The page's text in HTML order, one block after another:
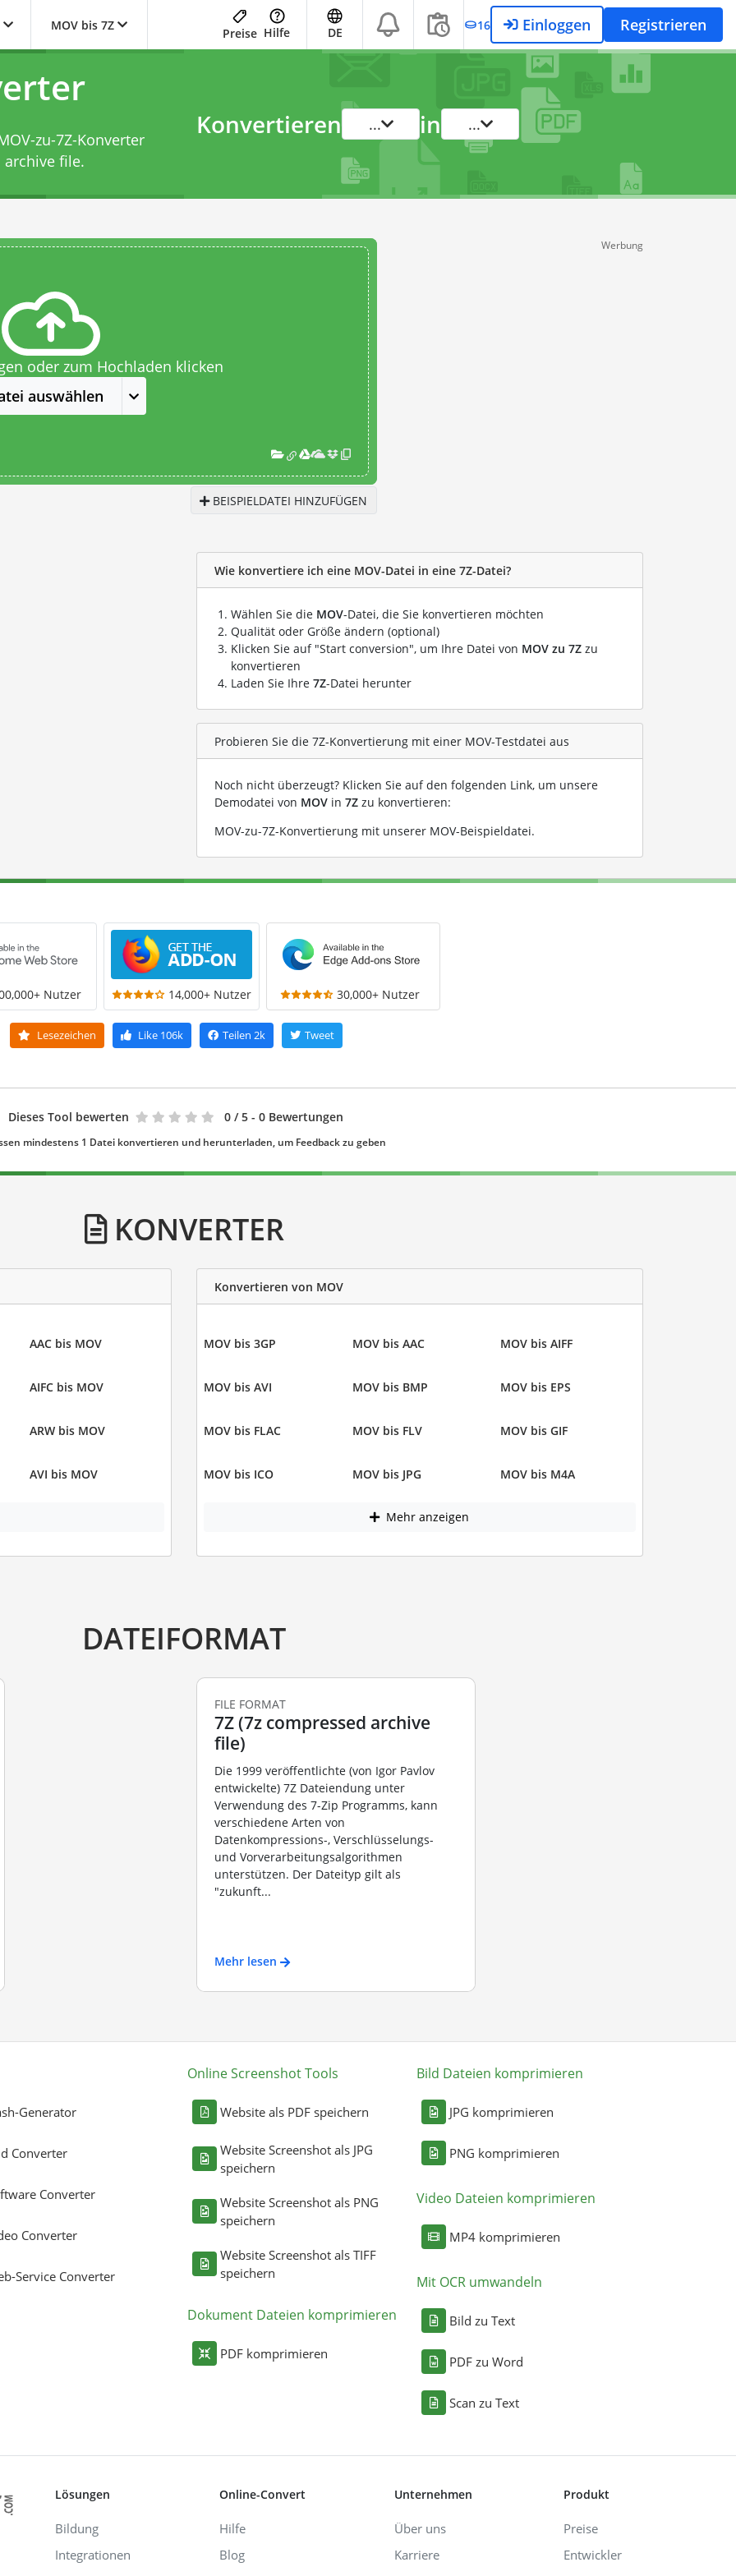
MOV bis 7Z
Preise Hilfe DE 16 Einloggen Registrieren
zu-7Z-Konverter
archive file.
Konvertieren ... in ...
oder zum Hochladen klicken
auswählen
BEISPIELDATEI HINZUFÜGEN
Werbung
Wie konvertiere ich eine MOV-Datei in eine 7Z-Datei?
Wählen Sie die MOV-Datei, die Sie konvertieren möchten
Qualität oder Größe ändern (optional)
Klicken Sie auf "Start conversion", um Ihre Datei von MOV zu 7Z zu
konvertieren
Laden Sie Ihre 7Z-Datei herunter
Probieren Sie die 7Z-Konvertierung mit einer MOV-Testdatei aus
Noch nicht überzeugt? Klicken Sie auf den folgenden Link, um unsere
Demodatei von MOV in 7Z zu konvertieren:
MOV-zu-7Z-Konvertierung mit unserer MOV-Beispieldatei.
Nutzer 14,000+ Nutzer 30,000+ Nutzer
Lesezeichen Like106k Teilen 2k Tweet
Dieses Tool bewerten 0 / 5 - 0 Bewertungen
mindestens 1 Datei konvertieren und herunterladen, um Feedback zu geben
KONVERTER
AAC bis MOV
AIFC bis MOV
ARW bis MOV
AVI bis MOV
Konvertieren von MOV
MOV bis 3GP MOV bis AAC MOV bis AIFF
MOV bis AVI MOV bis BMP MOV bis EPS
MOV bis FLAC MOV bis FLV MOV bis GIF
MOV bis ICO MOV bis JPG MOV bis M4A
Mehr anzeigen
DATEIFORMAT
FILE FORMAT
7Z (7z compressed archive
file)
Die 1999 veröffentlichte (von Igor Pavlov
entwickelte) 7Z Dateiendung unter
Verwendung des 7-Zip Programms, kann
verschiedene Arten von
Datenkompressions-, Verschlüsselungs-
und Vorverarbeitungsalgorithmen
unterstützen. Der Dateityp gilt als
"zukunft...
Mehr lesen
Generator
Converter
Converter
Converter
Service Converter
Online Screenshot Tools
Website als PDF speichern
Website Screenshot als JPG
speichern
Website Screenshot als PNG
speichern
Website Screenshot als TIFF
speichern
Dokument Dateien komprimieren
PDF komprimieren
Bild Dateien komprimieren
JPG komprimieren
PNG komprimieren
Video Dateien komprimieren
MP4 komprimieren
Mit OCR umwandeln
Bild zu Text
PDF zu Word
Scan zu Text
Lösungen
Bildung
Integrationen
Online-Convert
Hilfe
Blog
Unternehmen
Über uns
Karriere
Produkt
Preise
Entwickler